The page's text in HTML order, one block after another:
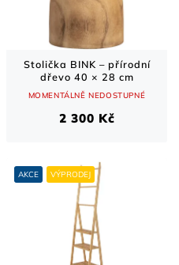
Stolička BINK – přírodní
dřevo 40 × 28 cm
MOMENTÁLNĚ NEDOSTUPNÉ
2 300 Kč
AKCE VÝPRODEJ